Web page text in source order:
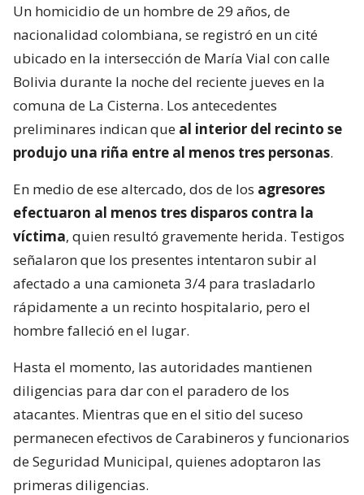
Un homicidio de un hombre de 29 años, de
nacionalidad colombiana, se registró en un cité
ubicado en la intersección de María Vial con calle
Bolivia durante la noche del reciente jueves en la
comuna de La Cisterna. Los antecedentes
preliminares indican que al interior del recinto se
produjo una riña entre al menos tres personas.
En medio de ese altercado, dos de los agresores
efectuaron al menos tres disparos contra la
víctima, quien resultó gravemente herida. Testigos
señalaron que los presentes intentaron subir al
afectado a una camioneta 3/4 para trasladarlo
rápidamente a un recinto hospitalario, pero el
hombre falleció en el lugar.
Hasta el momento, las autoridades mantienen
diligencias para dar con el paradero de los
atacantes. Mientras que en el sitio del suceso
permanecen efectivos de Carabineros y funcionarios
de Seguridad Municipal, quienes adoptaron las
primeras diligencias.